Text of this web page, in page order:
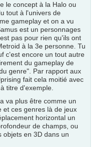
le concept à la Halo ou
tout à l'univers de
gameplay et on a vu
est un personnages
pas pour rien qu'ils ont
à la 3e personne. Tu
c'est encore un tout autre
du gameplay de
genre". Par rapport aux
fait cela moitié avec
titre d'exemple.
va plus être comme un
et ces genres là de jeux
horizontal un
de champs, ou
objets en 3D dans un